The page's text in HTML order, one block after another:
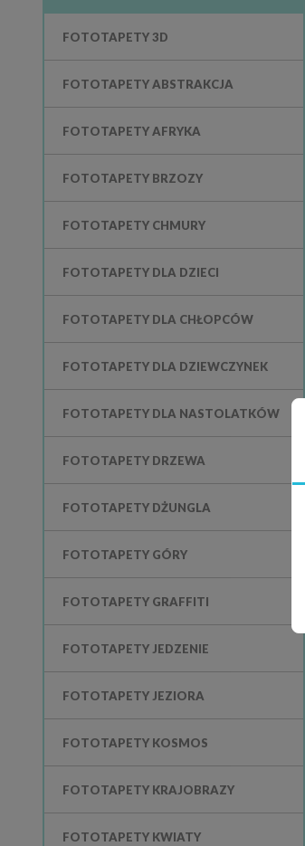
FOTOTAPETY 3D
FOTOTAPETY ABSTRAKCJA
FOTOTAPETY AFRYKA
FOTOTAPETY BRZOZY
FOTOTAPETY CHMURY
FOTOTAPETY DLA DZIECI
FOTOTAPETY DLA CHŁOPCÓW
FOTOTAPETY DLA DZIEWCZYNEK
FOTOTAPETY DLA NASTOLATKÓW
FOTOTAPETY DRZEWA
FOTOTAPETY DŻUNGLA
FOTOTAPETY GÓRY
FOTOTAPETY GRAFFITI
FOTOTAPETY JEDZENIE
FOTOTAPETY JEZIORA
FOTOTAPETY KOSMOS
FOTOTAPETY KRAJOBRAZY
FOTOTAPETY KWIATY